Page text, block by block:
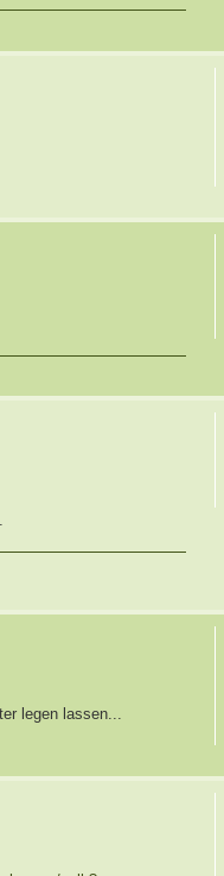
legen lassen...